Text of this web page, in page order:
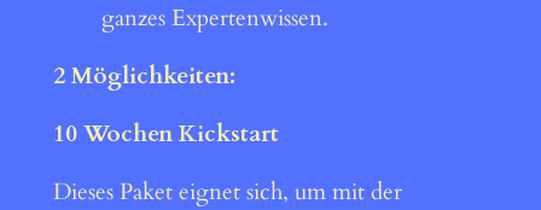
ganzes Expertenwissen.
2 Möglichkeiten:
10 Wochen Kickstart
Dieses Paket eignet sich, um mit der